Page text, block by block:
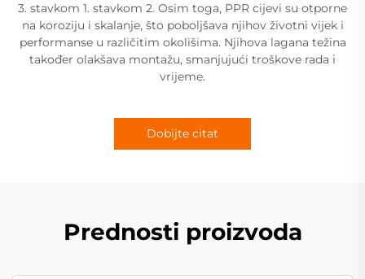
3. stavkom 1. stavkom 2. Osim toga, PPR cijevi su otporne
na koroziju i skalanje, što poboljšava njihov životni vijek i
performanse u različitim okolišima. Njihova lagana težina
također olakšava montažu, smanjujući troškove rada i
vrijeme.
Dobijte citat
Prednosti proizvoda